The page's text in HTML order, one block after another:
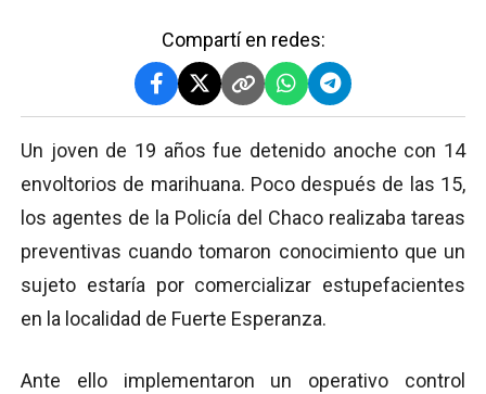
Compartí en redes:
Un joven de 19 años fue detenido anoche con 14
envoltorios de marihuana. Poco después de las 15,
los agentes de la Policía del Chaco realizaba tareas
preventivas cuando tomaron conocimiento que un
sujeto estaría por comercializar estupefacientes
en la localidad de Fuerte Esperanza.
Ante ello implementaron un operativo control